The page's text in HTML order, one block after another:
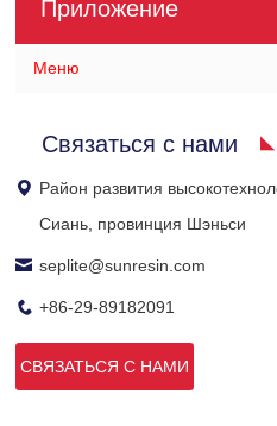
Приложение
Меню
Связаться с нами
Район развития
Сиань, провинция Шэньси
seplite@sunresin.com
+86-29-89182091
СВЯЗАТЬСЯ С НАМИ